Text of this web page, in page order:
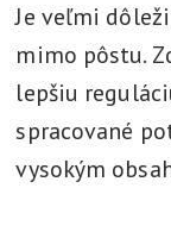
Je veľmi
mimo pôstu.
lepšiu
spracované
vysokým